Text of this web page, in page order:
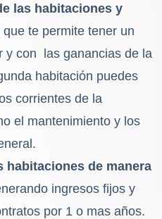
las habitaciones y
que te permite tener un
y con las ganancias de la
habitación puedes
corrientes de la
el mantenimiento y los
habitaciones de manera
ingresos fijos y
por 1 o mas años.